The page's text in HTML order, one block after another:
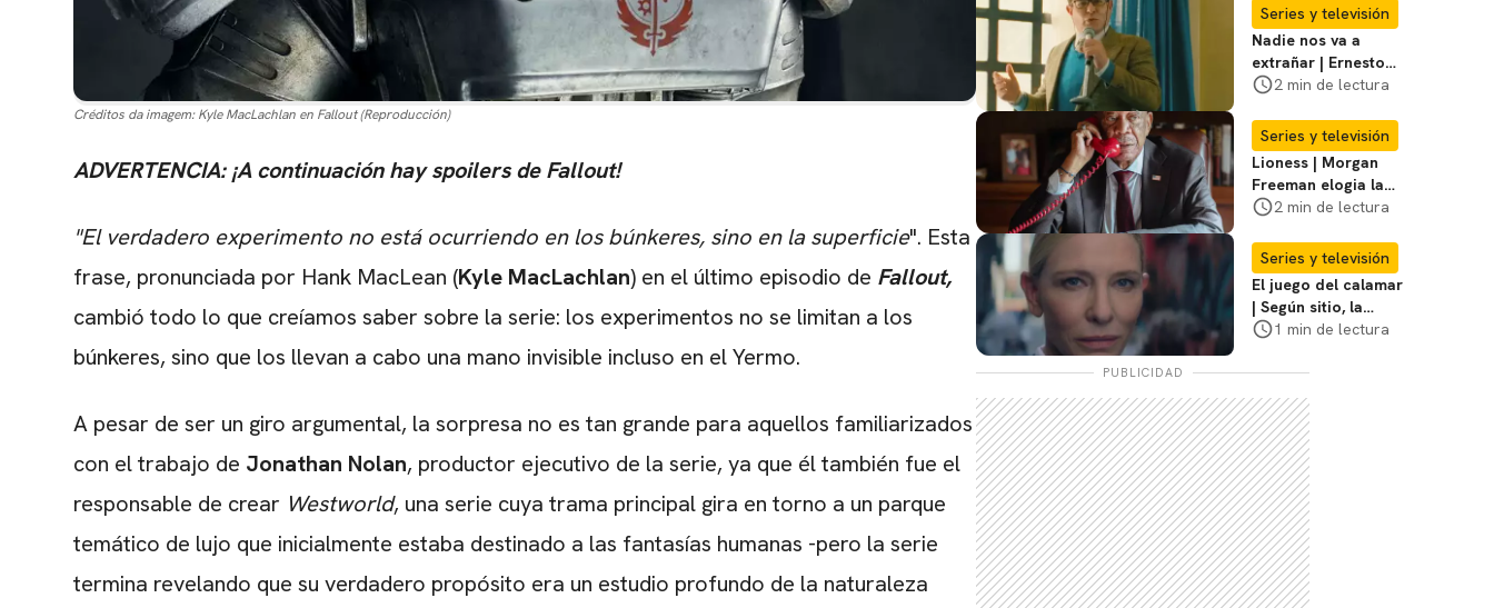
Créditos da imagem: Kyle MacLachlan en Fallout (Reproducción)
ADVERTENCIA: ¡A continuación hay spoilers de Fallout!
"El verdadero experimento no está ocurriendo en los búnkeres, sino en la superficie". Esta
frase, pronunciada por Hank MacLean (Kyle MacLachlan) en el último episodio de Fallout,
cambió todo lo que creíamos saber sobre la serie: los experimentos no se limitan a los
búnkeres, sino que los llevan a cabo una mano invisible incluso en el Yermo.
A pesar de ser un giro argumental, la sorpresa no es tan grande para aquellos familiarizados
con el trabajo de Jonathan Nolan, productor ejecutivo de la serie, ya que él también fue el
responsable de crear Westworld, una serie cuya trama principal gira en torno a un parque
temático de lujo que inicialmente estaba destinado a las fantasías humanas -pero la serie
termina revelando que su verdadero propósito era un estudio profundo de la naturaleza
Series y televisión
Nadie nos va a
extrañar | Ernesto
Laguardia habla
2
2 min de lectura
Series y televisión
Lioness | Morgan
Freeman elogia la
escritura de Taylor
coraje"
2 min de lectura
Series y televisión
El juego del calamar
| Según sitio, la
versión de David
debería suceder
1 min de lectura
PUBLICIDAD